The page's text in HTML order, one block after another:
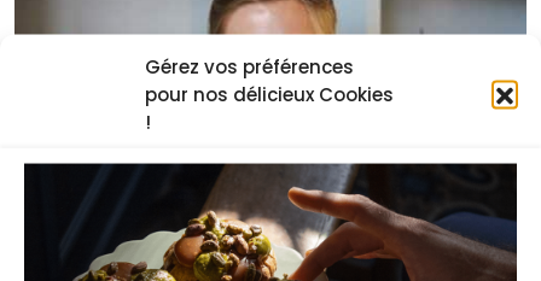
Gérez vos préférences
pour nos délicieux Cookies
!